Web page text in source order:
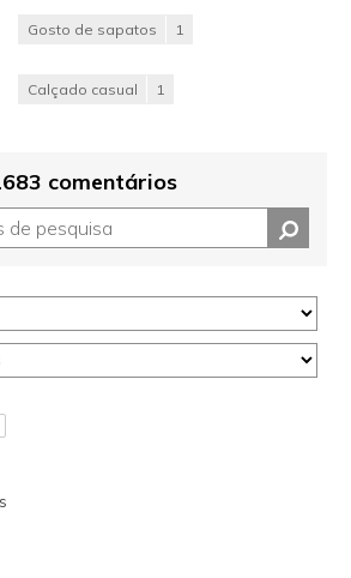
Gosto de sapatos 1
Calçado casual 1
comentários